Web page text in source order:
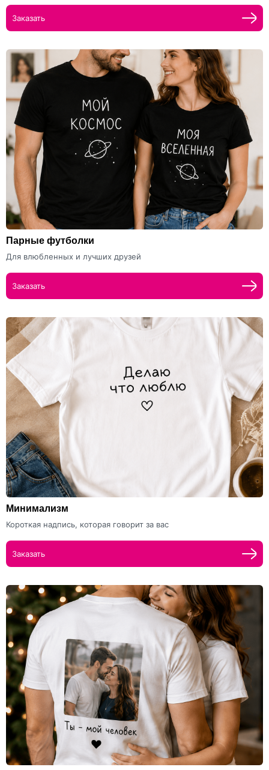
Заказать
Парные футболки
Для влюбленных и лучших друзей
Заказать
Минимализм
Короткая надпись, которая говорит за вас
Заказать